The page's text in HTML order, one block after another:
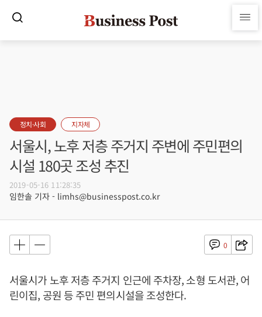
정치·사회 지자체
서울시, 노후 저층 주거지 주변에 주민편의
시설 180곳 조성 추진
2019-05-16 11:28:35
임한솔 기자 - limhs@businesspost.co.kr
0
서울시가 노후 저층 주거지 인근에 주차장, 소형 도서관, 어
린이집, 공원 등 주민 편의시설을 조성한다.